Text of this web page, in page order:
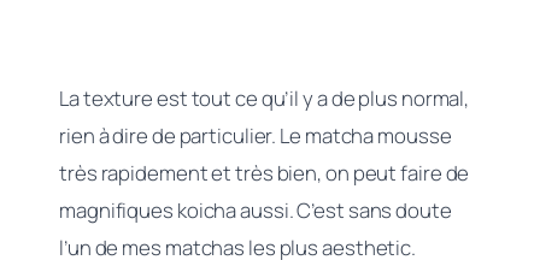
La texture est tout ce qu’il y a de plus normal,
rien à dire de particulier. Le matcha mousse
très rapidement et très bien, on peut faire de
magnifiques koicha aussi. C’est sans doute
l’un de mes matchas les plus aesthetic.